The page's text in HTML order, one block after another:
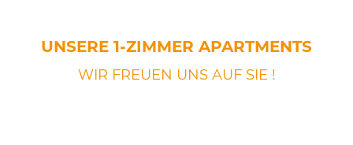
UNSERE 1-ZIMMER APARTMENTS
WIR FREUEN UNS AUF SIE !